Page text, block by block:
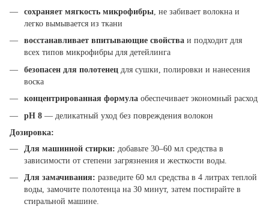
сохраняет мягкость микрофибры , не забивает волокна и
легко вымывается из ткани
восстанавливает впитывающие свойства и подходит для
всех типов микрофибры для детейлинга
безопасен для полотенец для сушки, полировки и нанесения
воска
концентрированная формула обеспечивает экономный расход
pH 8 — деликатный уход без повреждения волокон
Дозировка:
Для машинной стирки: добавьте 30–60 мл средства в
зависимости от степени загрязнения и жесткости воды.
Для замачивания: разведите 60 мл средства в 4 литрах теплой
воды, замочите полотенца на 30 минут, затем постирайте в
стиральной машине.